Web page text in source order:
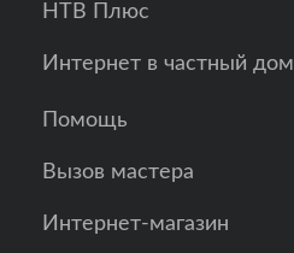
НТВ Плюс
Интернет в частный дом
Помощь
Вызов мастера
Интернет-магазин